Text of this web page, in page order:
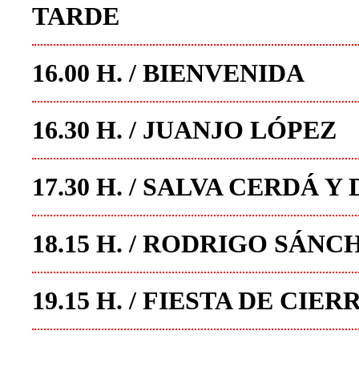
TARDE
16.00 H. / BIENVENIDA
16.30 H. / JUANJO LÓPEZ
17.30 H. / SALVA CERDÁ Y
18.15 H. / RODRIGO
19.15 H. / FIESTA DE